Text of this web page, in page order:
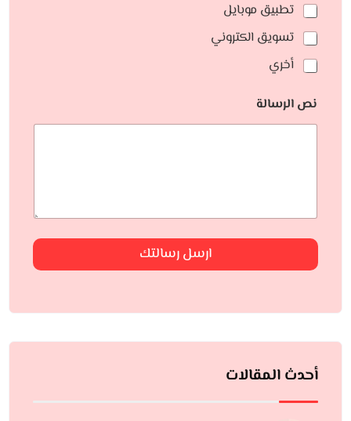
تطبيق موبايل
تسويق الكتروني
أخري
نص الرسالة
ارسل رسالتك
أحدث المقالات